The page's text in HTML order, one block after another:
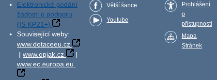
Elektronické podání
žádosti o podporu
(IS KP21+)
Související weby:
www.dotaceeu.cz
| www.opjak.cz
|
www.ec.europa.eu
Větší šance
Youtube
Prohlášení
o
přístupnosti
Mapa
Stránek